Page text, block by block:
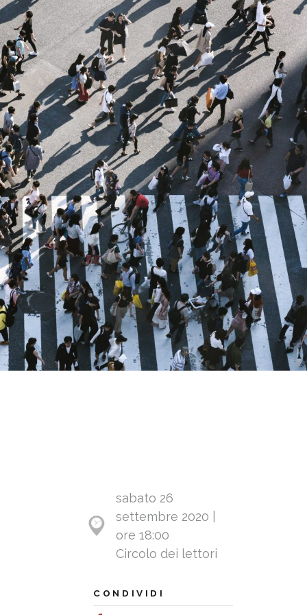
sabato 26
settembre 2020 |
ore 18:00
Circolo dei lettori
CONDIVIDI